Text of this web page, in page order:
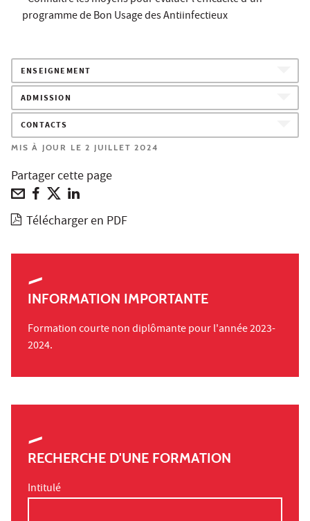
programme de Bon Usage des Antiinfectieux
ENSEIGNEMENT
ADMISSION
CONTACTS
MIS À JOUR LE 2 JUILLET 2024
Partager cette page
Télécharger en PDF
INFORMATION IMPORTANTE
​​​​​​​Formation courte non diplômante pour l'année 2023-
2024.
RECHERCHE D'UNE FORMATION
Intitulé